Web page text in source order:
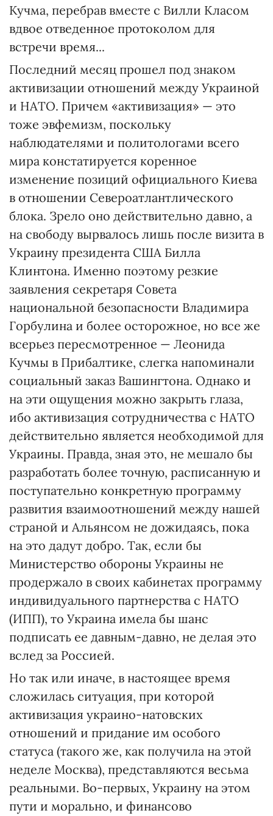
Кучма, перебрав вместе с Вилли Класом
вдвое отведенное протоколом для
встречи время...
Последний месяц прошел под знаком
активизации отношений между Украиной
и НАТО. Причем «активизация» — это
тоже эвфемизм, поскольку
наблюдателями и политологами всего
мира констатируется коренное
изменение позиций официального Киева
в отношении Североатлантлического
блока. Зрело оно действительно давно, а
на свободу вырвалось лишь после визита в
Украину президента США Билла
Клинтона. Именно поэтому резкие
заявления секретаря Совета
национальной безопасности Владимира
Горбулина и более осторожное, но все же
всерьез пересмотренное — Леонида
Кучмы в Прибалтике, слегка напоминали
социальный заказ Вашингтона. Однако и
на эти ощущения можно закрыть глаза,
ибо активизация сотрудничества с НАТО
действительно является необходимой для
Украины. Правда, зная это, не мешало бы
разработать более точную, расписанную и
поступательно конкретную программу
развития взаимоотношений между нашей
страной и Альянсом не дожидаясь, пока
на это дадут добро. Так, если бы
Министерство обороны Украины не
продержало в своих кабинетах программу
индивидуального партнерства с НАТО
(ИПП), то Украина имела бы шанс
подписать ее давным-давно, не делая это
вслед за Россией.
Но так или иначе, в настоящее время
сложилась ситуация, при которой
активизация украино-натовских
отношений и придание им особого
статуса (такого же, как получила на этой
неделе Москва), представляются весьма
реальными. Во-первых, Украину на этом
пути и морально, и финансово